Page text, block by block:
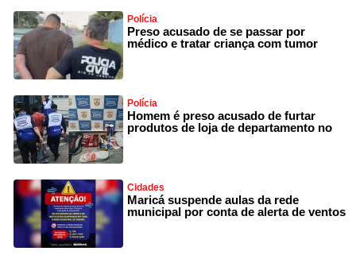
Polícia
Preso acusado de se passar por
médico e tratar criança com tumor
Polícia
Homem é preso acusado de furtar
produtos de loja de departamento no
Cidades
Maricá suspende aulas da rede
municipal por conta de alerta de ventos